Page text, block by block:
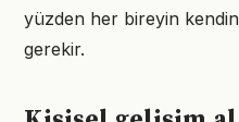
yüzden her bireyin
gerekir.